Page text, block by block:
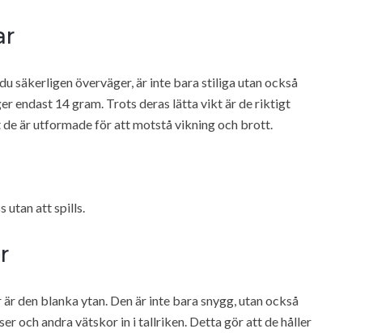
säkerligen överväger, är inte bara stiliga utan också
endast 14 gram. Trots deras lätta vikt är de riktigt
är utformade för att motstå vikning och brott.
utan att spills.
den blanka ytan. Den är inte bara snygg, utan också
och andra vätskor in i tallriken. Detta gör att de håller